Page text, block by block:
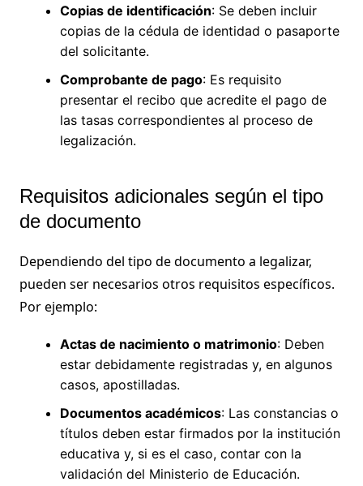
Copias de identificación: Se deben incluir
copias de la cédula de identidad o pasaporte
del solicitante.
Comprobante de pago: Es requisito
presentar el recibo que acredite el pago de
las tasas correspondientes al proceso de
legalización.
Requisitos adicionales según el tipo
de documento
Dependiendo del tipo de documento a legalizar,
pueden ser necesarios otros requisitos específicos.
Por ejemplo:
Actas de nacimiento o matrimonio: Deben
estar debidamente registradas y, en algunos
casos, apostilladas.
Documentos académicos: Las constancias o
títulos deben estar firmados por la institución
educativa y, si es el caso, contar con la
validación del Ministerio de Educación.